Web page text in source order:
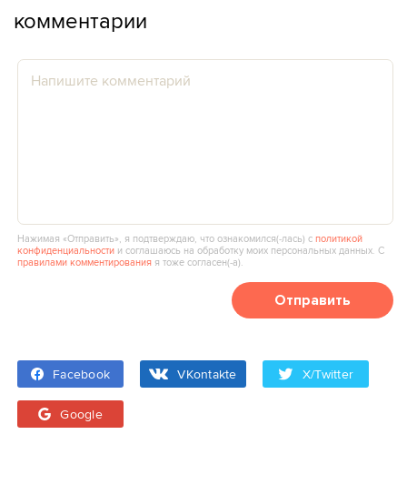
комментарии
Нажимая «Отправить», я подтверждаю, что ознакомился(‑лась) сполитикой
конфиденциальности и соглашаюсь на обработку моих персональных данных. С
правилами комментирования я тоже согласен(‑а).
Отправить
Facebook VKontakte X/Twitter
Google